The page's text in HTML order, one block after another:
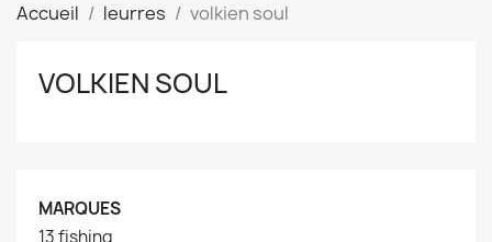
Accueil leurres volkien soul
VOLKIEN SOUL
MARQUES
13 fishing